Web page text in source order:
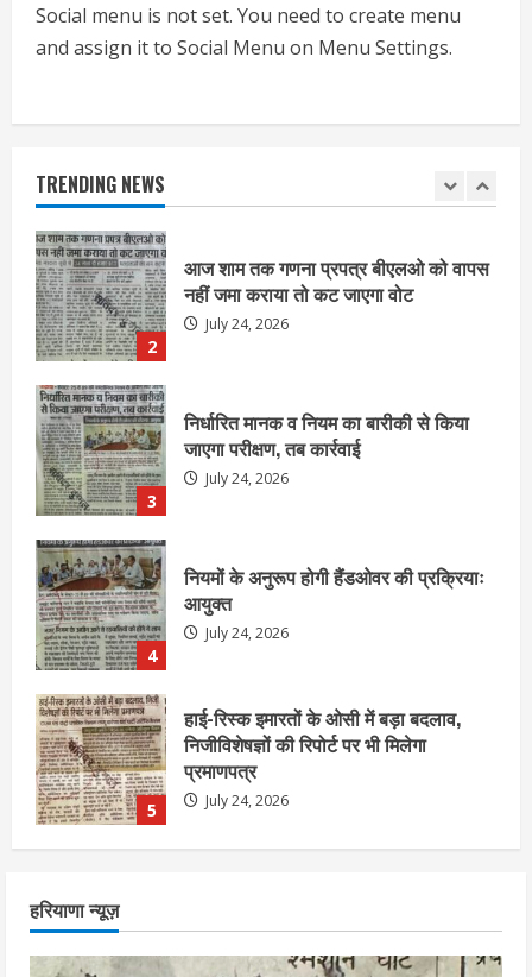
Social menu is not set. You need to create menu
and assign it to Social Menu on Menu Settings.
TRENDING NEWS
1
2
3
निर्धारित मानक व नियम का बारीकी से किया
जाएगा परीक्षण, तब कार्रवाई
July 24, 2026
4
नियमों के अनुरूप होगी हैंडओवर की प्रक्रियाः
आयुक्त
July 24, 2026
5
हाई-रिस्क इमारतों के ओसी में बड़ा बदलाव,
निजीविशेषज्ञों की रिपोर्ट पर भी मिलेगा
प्रमाणपत्र
July 24, 2026
1
एचईआरसी के अध्यक्ष नंद लाल का निधन
July 24, 2026
हरियाणा न्यूज़